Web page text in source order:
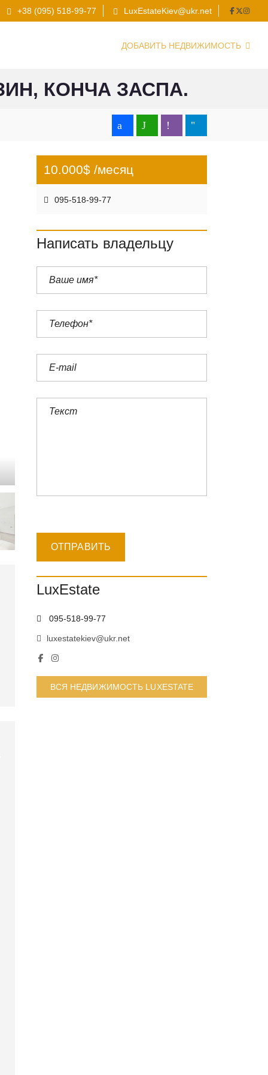
+38 (095) 518-99-77 LuxEstateKiev@ukr.net
ДОБАВИТЬ НЕДВИЖИМОСТЬ
КОНЧА ЗАСПА.
10.000$ /месяц
095-518-99-77
Написать владельцу
LuxEstate
095-518-99-77
luxestatekiev@ukr.net
ВСЯ НЕДВИЖИМОСТЬ LUXESTATE